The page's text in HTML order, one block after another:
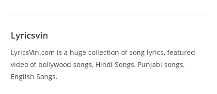
Lyricsvin
LyricsVin.com is a huge collection of song lyrics, featured
video of bollywood songs, Hindi Songs, Punjabi songs,
English Songs.